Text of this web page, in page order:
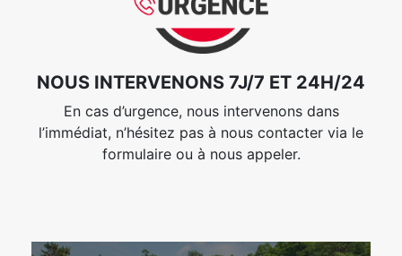
NOUS INTERVENONS 7J/7 ET 24H/24
En cas d’urgence, nous intervenons dans
l’immédiat, n’hésitez pas à nous contacter via le
formulaire ou à nous appeler.